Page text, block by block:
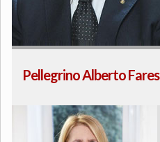
Pellegrino Alberto Fares